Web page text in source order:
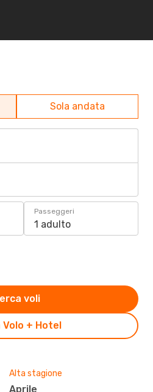
Sola andata
Passeggeri
1 adulto
Volo + Hotel
voli
Alta stagione
aprile